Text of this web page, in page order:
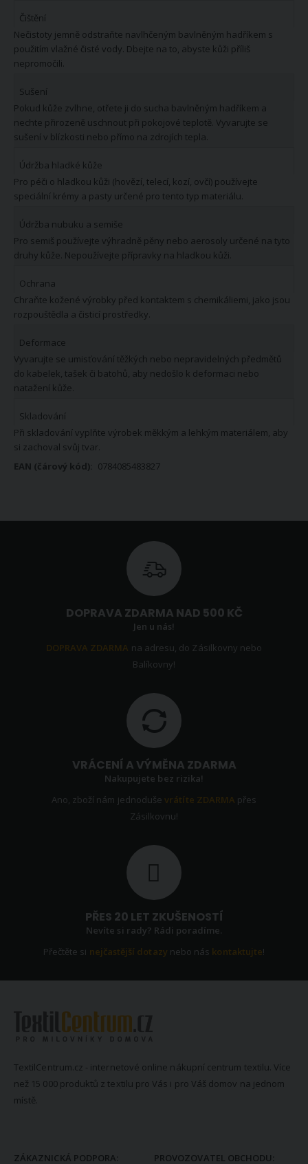
Čištění
Nečistoty jemně odstraňte navlhčeným bavlněným hadříkem s
použitím vlažné čisté vody. Dbejte na to, abyste kůži příliš
nepromočili.
Sušení
Pokud kůže zvlhne, otřete ji do sucha bavlněným hadříkem a
nechte přirozeně uschnout při pokojové teplotě. Vyvarujte se
sušení v blízkosti nebo přímo na zdrojích tepla.
Údržba hladké kůže
Pro péči o hladkou kůži (hovězí, telecí, kozí, ovčí) používejte
speciální krémy a pasty určené pro tento typ materiálu.
Údržba nubuku a semiše
Pro semiš používejte výhradně pěny nebo aerosoly určené na tyto
druhy kůže. Nepoužívejte přípravky na hladkou kůži.
Ochrana
Chraňte kožené výrobky před kontaktem s chemikáliemi, jako jsou
rozpouštědla a čisticí prostředky.
Deformace
Vyvarujte se umisťování těžkých nebo nepravidelných předmětů
do kabelek, tašek či batohů, aby nedošlo k deformaci nebo
natažení kůže.
Skladování
Při skladování vyplňte výrobek měkkým a lehkým materiálem, aby
si zachoval svůj tvar.
0784085483827
DOPRAVA ZDARMA NAD 500 KČ
Jen u nás!
DOPRAVA ZDARMA na adresu, do Zásilkovny nebo
Balíkovny!
VRÁCENÍ A VÝMĚNA ZDARMA
Nakupujete bez rizika!
Ano, zboží nám jednoduševrátíte ZDARMA přes
Zásilkovnu!
PŘES 20 LET ZKUŠENOSTÍ
Nevíte si rady? Rádi poradíme.
Přečtěte si nejčastější dotazy nebo nás kontaktujte!
TextilCentrum.cz - internetové online nákupní centrum textilu. Více
než 15 000 produktů z textilu pro Vás i pro Váš domov na jednom
místě.
ZÁKAZNICKÁ PODPORA:
PROVOZOVATEL OBCHODU: